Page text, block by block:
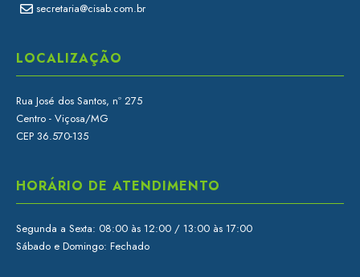
secretaria@cisab.com.br
LOCALIZAÇÃO
Rua José dos Santos, nº 275
Centro - Viçosa/MG
CEP 36.570-135
HORÁRIO DE ATENDIMENTO
Segunda a Sexta: 08:00 às 12:00 / 13:00 às 17:00
Sábado e Domingo: Fechado